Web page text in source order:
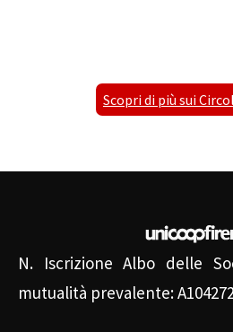
Scopri di più sui
N. Iscrizione Albo delle
mutualità prevalente: